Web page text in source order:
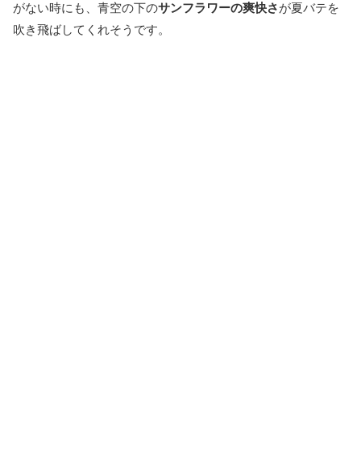
がない時にも、青空の下のサンフラワーの爽快さが夏バテを
吹き飛ばしてくれそうです。